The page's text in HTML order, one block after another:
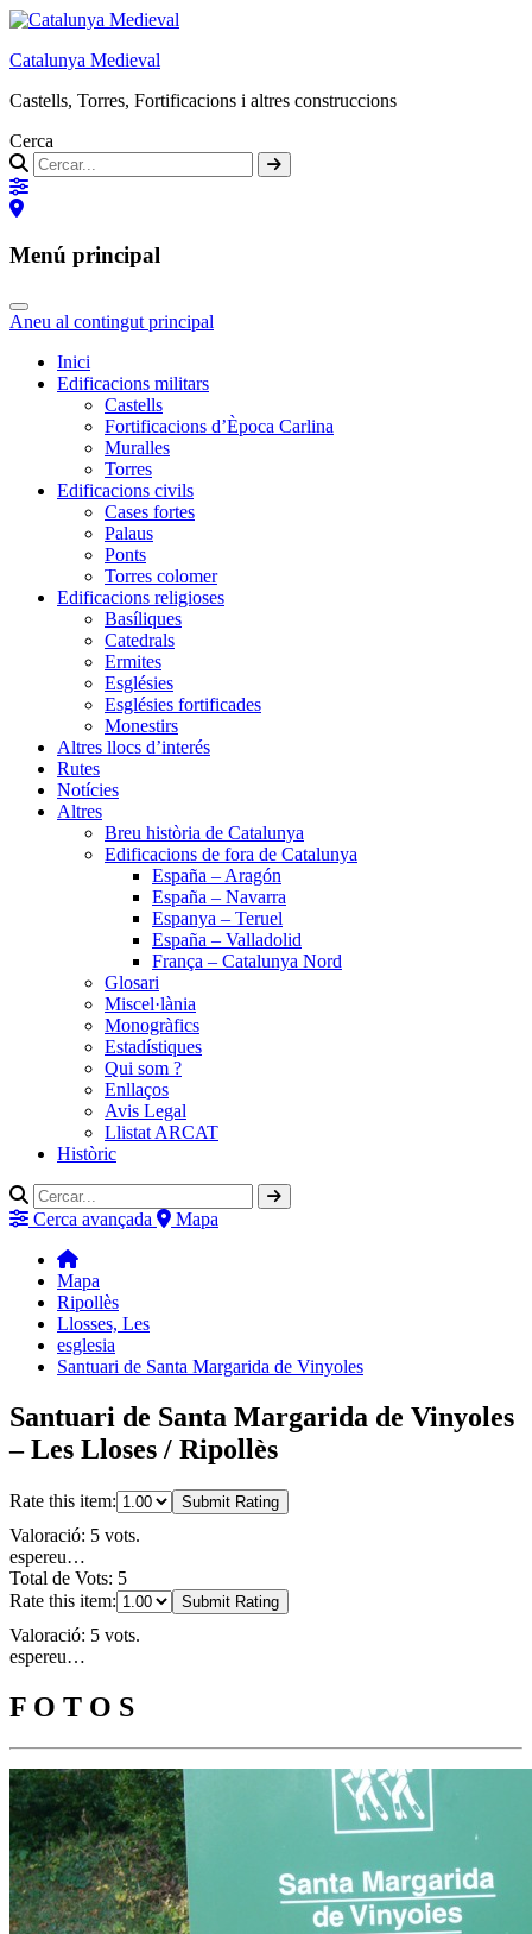
Catalunya Medieval
Castells, Torres, Fortificacions i altres construccions
Cerca
Menú principal
Aneu al contingut principal
Inici
Edificacions militars
Castells
Fortificacions d’Època Carlina
Muralles
Torres
Edificacions civils
Cases fortes
Palaus
Ponts
Torres colomer
Edificacions religioses
Basíliques
Catedrals
Ermites
Esglésies
Esglésies fortificades
Monestirs
Altres llocs d’interés
Rutes
Notícies
Altres
Breu història de Catalunya
Edificacions de fora de Catalunya
España – Aragón
España – Navarra
Espanya – Teruel
España – Valladolid
França – Catalunya Nord
Glosari
Miscel·lània
Monogràfics
Estadístiques
Qui som ?
Enllaços
Avis Legal
Llistat ARCAT
Històric
Cerca avançada Mapa
Mapa
Ripollès
Llosses, Les
esglesia
Santuari de Santa Margarida de Vinyoles
Santuari de Santa Margarida de Vinyoles
– Les Lloses / Ripollès
Rate this item: Submit Rating
Valoració: 5 vots.
espereu…
Total de Vots: 5
Rate this item:
Submit Rating
Valoració: 5 vots.
espereu…
F O T O S